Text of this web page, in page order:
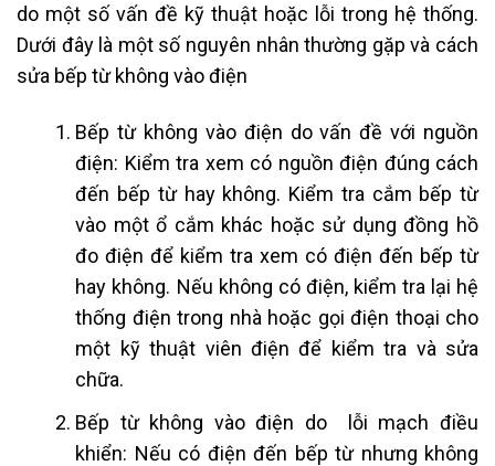
do một số vấn đề kỹ thuật hoặc lỗi trong hệ thống.
Dưới đây là một số nguyên nhân thường gặp và cách
sửa bếp từ không vào điện
Bếp từ không vào điện do vấn đề với nguồn
điện: Kiểm tra xem có nguồn điện đúng cách
đến bếp từ hay không. Kiểm tra cắm bếp từ
vào một ổ cắm khác hoặc sử dụng đồng hồ
đo điện để kiểm tra xem có điện đến bếp từ
hay không. Nếu không có điện, kiểm tra lại hệ
thống điện trong nhà hoặc gọi điện thoại cho
một kỹ thuật viên điện để kiểm tra và sửa
chữa.
Bếp từ không vào điện do lỗi mạch điều
khiển: Nếu có điện đến bếp từ nhưng không